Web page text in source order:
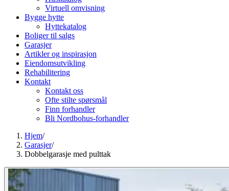
Virtuell omvisning
Bygge hytte
Hyttekatalog
Boliger til salgs
Garasjer
Artikler og inspirasjon
Eiendomsutvikling
Rehabilitering
Kontakt
Kontakt oss
Ofte stilte spørsmål
Finn forhandler
Bli Nordbohus-forhandler
Hjem/
Garasjer/
Dobbelgarasje med pulttak